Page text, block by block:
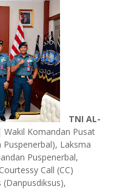
TNI AL-
Wakil Komandan Pusat
Laksma
Puspenerbal,
Call (CC)